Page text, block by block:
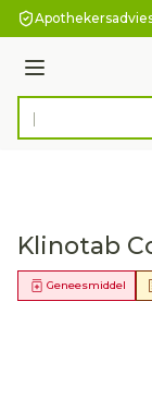
Ga naar de
Menu
Product, merk,
Klinotab
Geneesmiddel